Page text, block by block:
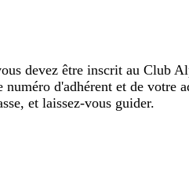
devez être inscrit au Club
d'adhérent et de votre
et laissez-vous guider.